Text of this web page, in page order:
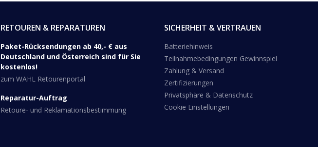
RETOUREN & REPARATUREN
Paket-Rücksendungen ab 40,- € aus
Deutschland und Österreich sind für Sie
kostenlos!
zum WAHL Retourenportal
Reparatur-Auftrag
Retoure- und Reklamationsbestimmung
SICHERHEIT & VERTRAUEN
Batteriehinweis
Teilnahmebedingungen Gewinnspiel
Zahlung & Versand
Zertifizierungen
Privatsphäre & Datenschutz
Cookie Einstellungen